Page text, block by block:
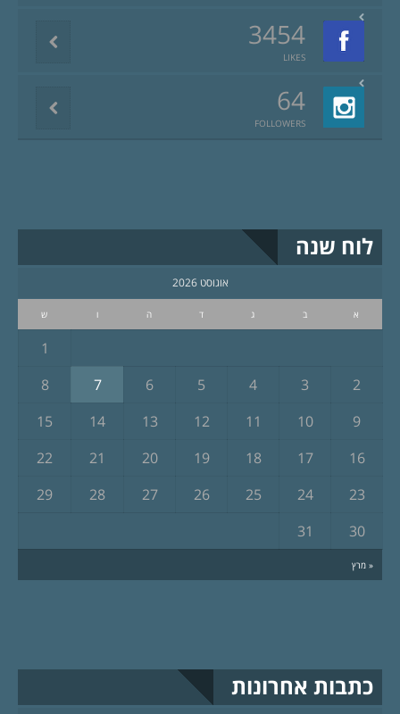
3454
LIKES
64
FOLLOWERS
לוח שנה
אוגוסט 2026
א ב ג ד ה ו ש
« מרץ
1
2
3
4
5
6
7
8
9
10
11
12
13
14
15
16
17
18
19
20
21
22
23
24
25
26
27
28
29
30
31
כתבות אחרונות